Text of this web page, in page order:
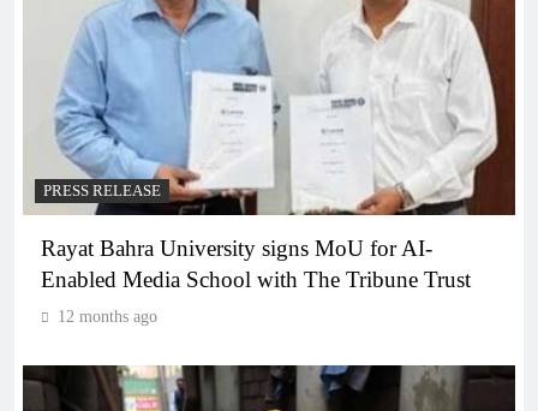
PRESS RELEASE
Rayat Bahra University signs MoU for AI-
Enabled Media School with The Tribune Trust
12 months ago